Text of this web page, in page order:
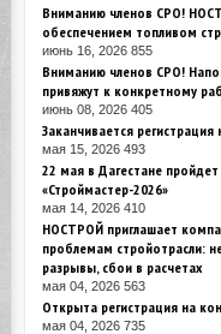
Вниманию членов СРО!
обеспечением топливом
июнь 16, 2026 855
Вниманию членов СРО!
привяжут к конкретному
июнь 08, 2026 405
Заканчивается
мая 15, 2026 493
22 мая в Дагестане
«Строймастер-2026»
мая 14, 2026 410
НОСТРОЙ приглашает
проблемам стройотрасли:
разрывы, сбои в расчетах
мая 04, 2026 563
Открыта регистрация на
мая 04, 2026 735